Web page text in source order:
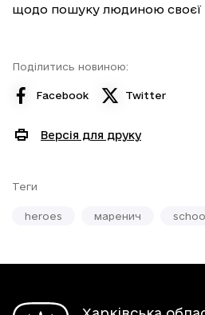
щодо пошуку людиною своєї
Поділитись новиною:
Facebook Twitter
Версія для друку
Теги
heroes маренич